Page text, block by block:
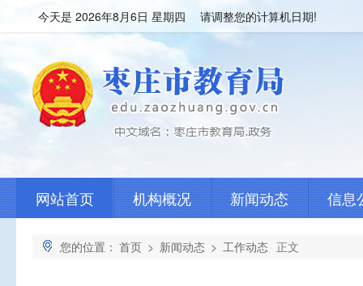
今天是 2026年8月6日 星期四 请调整您的计算机日期!
网站首页 机构概况 新闻动态 信息
您的位置： 首页 > 新闻动态 > 工作动态 正文